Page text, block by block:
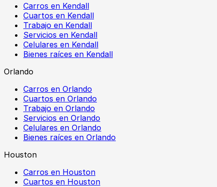
Carros en Kendall
Cuartos en Kendall
Trabajo en Kendall
Servicios en Kendall
Celulares en Kendall
Bienes raíces en Kendall
Orlando
Carros en Orlando
Cuartos en Orlando
Trabajo en Orlando
Servicios en Orlando
Celulares en Orlando
Bienes raíces en Orlando
Houston
Carros en Houston
Cuartos en Houston